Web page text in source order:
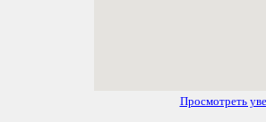
Просмотреть